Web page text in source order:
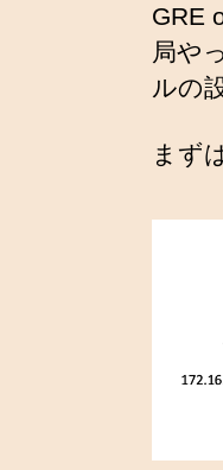
GRE
局や
ルの
まず